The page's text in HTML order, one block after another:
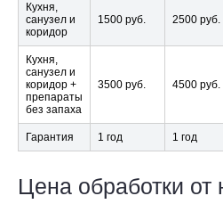
Кухня,
санузел и
коридор
1500 руб. 2500 руб.
Кухня,
санузел и
коридор +
препараты
без запаха
3500 руб. 4500 руб.
Гарантия 1 год 1 год
Цена обработки от